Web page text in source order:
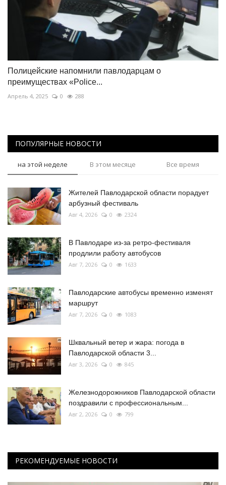
Полицейские напомнили павлодарцам о
преимуществах «Police...
Апрель 4, 2025 0 288
ПОПУЛЯРНЫЕ НОВОСТИ
на этой неделе В этом месяце Все время
Жителей Павлодарской области порадует
арбузный фестиваль
Авг 4, 2026 0 2324
В Павлодаре из-за ретро-фестиваля
продлили работу автобусов
Авг 7, 2026 0 1633
Павлодарские автобусы временно изменят
маршрут
Авг 7, 2026 0 1083
Шквальный ветер и жара: погода в
Павлодарской области 3...
Авг 3, 2026 0 845
Железнодорожников Павлодарской области
поздравили с профессиональным...
Авг 2, 2026 0 799
РЕКОМЕНДУЕМЫЕ НОВОСТИ